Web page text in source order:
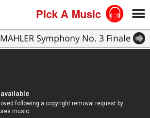
Pick A Music
MAHLER Symphony No. 3 Finale